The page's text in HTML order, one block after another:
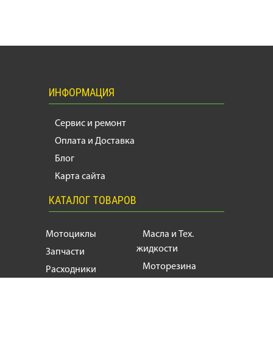
ИНФОРМАЦИЯ
Сервис и ремонт
Оплата и Доставка
Блог
Карта сайта
КАТАЛОГ ТОВАРОВ
Мотоциклы
Запчасти
Расходники
Масла и Тех.
жидкости
Моторезина